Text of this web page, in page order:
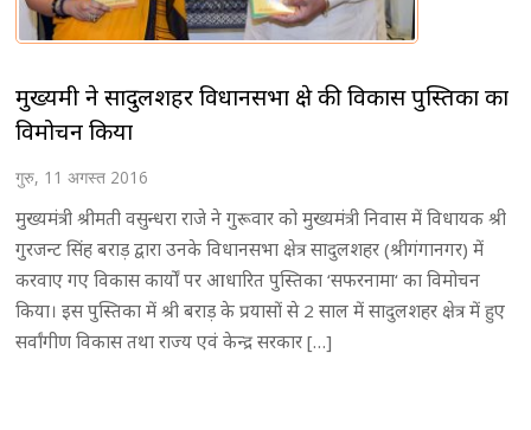
मुख्यमंत्री ने सादुलशहर विधानसभा क्षेत्र की विकास पुस्तिका का
विमोचन किया
गुरु, 11 अगस्त 2016
मुख्यमंत्री श्रीमती वसुन्धरा राजे ने गुरूवार को मुख्यमंत्री निवास में विधायक श्री
गुरजन्ट सिंह बराड़ द्वारा उनके विधानसभा क्षेत्र सादुलशहर (श्रीगंगानगर) में
करवाए गए विकास कार्यों पर आधारित पुस्तिका ‘सफरनामा‘ का विमोचन
किया। इस पुस्तिका में श्री बराड़ के प्रयासों से 2 साल में सादुलशहर क्षेत्र में हुए
सर्वांगीण विकास तथा राज्य एवं केन्द्र सरकार […]